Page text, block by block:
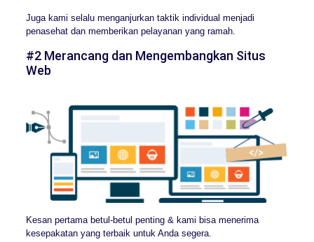
Juga kami selalu menganjurkan taktik individual menjadi
penasehat dan memberikan pelayanan yang ramah.
#2 Merancang dan Mengembangkan Situs
Web
Kesan pertama betul-betul penting & kami bisa menerima
kesepakatan yang terbaik untuk Anda segera.